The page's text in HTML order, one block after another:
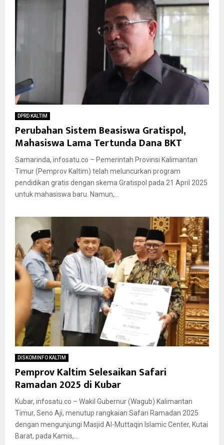
DPRD KALTIM
Perubahan Sistem Beasiswa Gratispol,
Mahasiswa Lama Tertunda Dana BKT
Samarinda, infosatu.co – Pemerintah Provinsi Kalimantan
Timur (Pemprov Kaltim) telah meluncurkan program
pendidikan gratis dengan skema Gratispol pada 21 April 2025
untuk mahasiswa baru. Namun,...
DISKOMINFO KALTIM
Pemprov Kaltim Selesaikan Safari
Ramadan 2025 di Kubar
Kubar, infosatu.co – Wakil Gubernur (Wagub) Kalimantan
Timur, Seno Aji, menutup rangkaian Safari Ramadan 2025
dengan mengunjungi Masjid Al-Muttaqin Islamic Center, Kutai
Barat, pada Kamis,...